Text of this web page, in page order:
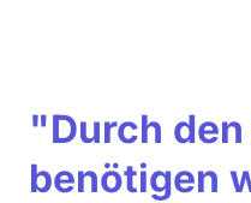
"Durch
benötigen